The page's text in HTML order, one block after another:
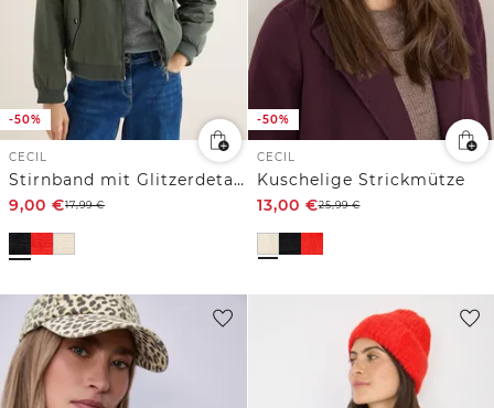
-50%
CECIL
Stirnband mit Glitzerdetails
9,00 €17,99€
-50%
CECIL
Kuschelige Strickmütze
13,00 €25,99€